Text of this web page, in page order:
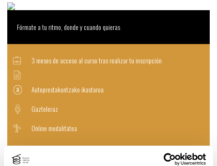
Fórmate a tu ritmo, donde y cuando quieras
3 meses de acceso al curso tras realizar tu inscripción
Autoprestakuntzako ikastaroa
Gazteleraz
Online modalitatea